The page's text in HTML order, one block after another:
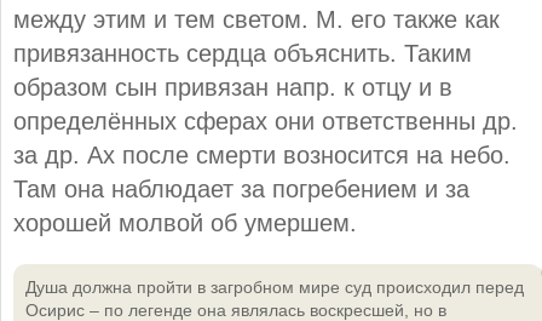
между этим и тем светом. М. его также как
привязанность сердца объяснить. Таким
образом сын привязан напр. к отцу и в
определённых сферах они ответственны др.
за др. Ах после смерти возносится на небо.
Там она наблюдает за погребением и за
хорошей молвой об умершем.
Душа должна пройти в загробном мире суд происходил перед
Осирис – по легенде она являлась воскресшей, но в